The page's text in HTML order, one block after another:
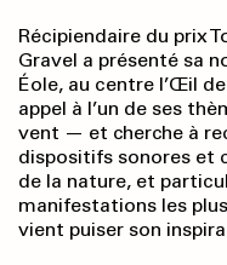
Récipiendaire du prix
Gravel a présenté sa
Éole, au centre l’Œil
appel à l’un de ses
vent — et cherche à
dispositifs sonores et
de la nature, et
manifestations les
vient puiser son